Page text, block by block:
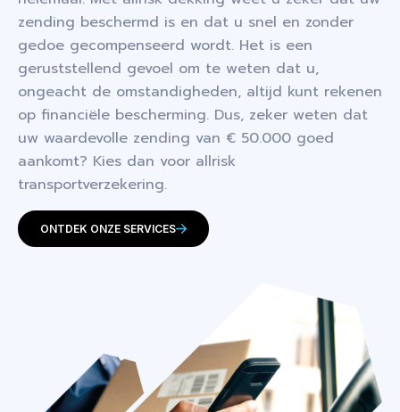
zending beschermd is en dat u snel en zonder
gedoe gecompenseerd wordt. Het is een
geruststellend gevoel om te weten dat u,
ongeacht de omstandigheden, altijd kunt rekenen
op financiële bescherming. Dus, zeker weten dat
uw waardevolle zending van € 50.000 goed
aankomt? Kies dan voor allrisk
transportverzekering.
ONTDEK ONZE SERVICES